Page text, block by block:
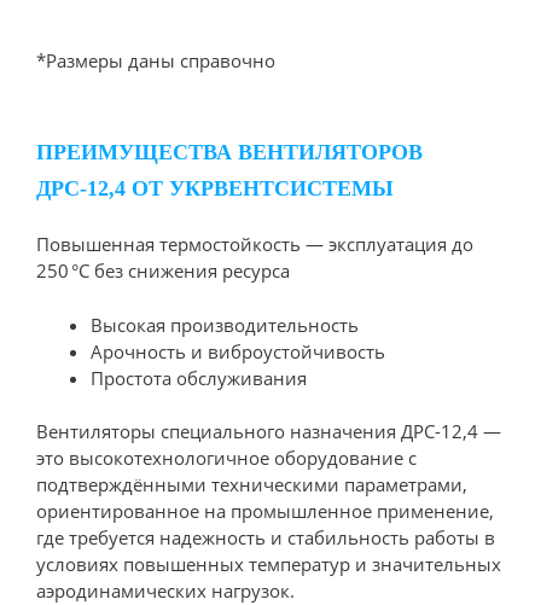
*Размеры даны справочно
ПРЕИМУЩЕСТВА ВЕНТИЛЯТОРОВ
ДРС-12,4 ОТ УКРВЕНТСИСТЕМЫ
Повышенная термостойкость — эксплуатация до
250 °C без снижения ресурса
Высокая производительность
Арочность и виброустойчивость
Простота обслуживания
Вентиляторы специального назначения ДРС-12,4 —
это высокотехнологичное оборудование с
подтверждёнными техническими параметрами,
ориентированное на промышленное применение,
где требуется надежность и стабильность работы в
условиях повышенных температур и значительных
аэродинамических нагрузок.